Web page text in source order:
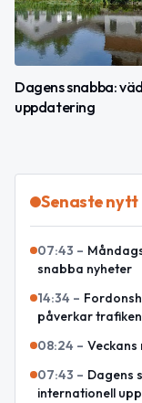
Dagens snabba:
uppdatering
Senaste nytt
07:43 –
snabba nyheter
14:34 –
påverkar trafiken
08:24 –
07:43 – Dagens
internationell